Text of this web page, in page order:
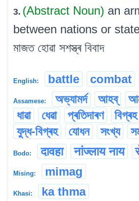
3. (Abstract Noun) an
between nations or states.
মাজত হোৱা সশস্ত্ৰ বিবাদ
English: battle combat
Assamese: অভ্যামৰ্দ আহব্
ধাৱা
ধেৱা প্ৰতিদাৰণ বিগ্ৰহ
যুদ্ধ-বিগ্ৰহ
যোধন সংখ্য
Bodo: दावहा नांज्लाय नाय
Mising: mimag
Khasi: ka thma